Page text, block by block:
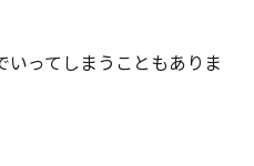
いってしまうこともありま